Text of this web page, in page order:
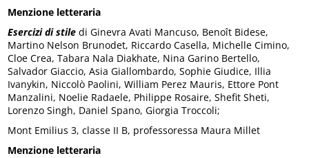
Menzione letteraria
Esercizi di stile di Ginevra Avati Mancuso, Benoît Bidese,
Martino Nelson Brunodet, Riccardo Casella, Michelle Cimino,
Cloe Crea, Tabara Nala Diakhate, Nina Garino Bertello,
Salvador Giaccio, Asia Giallombardo, Sophie Giudice, Illia
Ivanykin, Niccolò Paolini, William Perez Mauris, Ettore Pont
Manzalini, Noelie Radaele, Philippe Rosaire, Shefit Sheti,
Lorenzo Singh, Daniel Spano, Giorgia Troccoli;
Mont Emilius 3, classe II B, professoressa Maura Millet
Menzione letteraria